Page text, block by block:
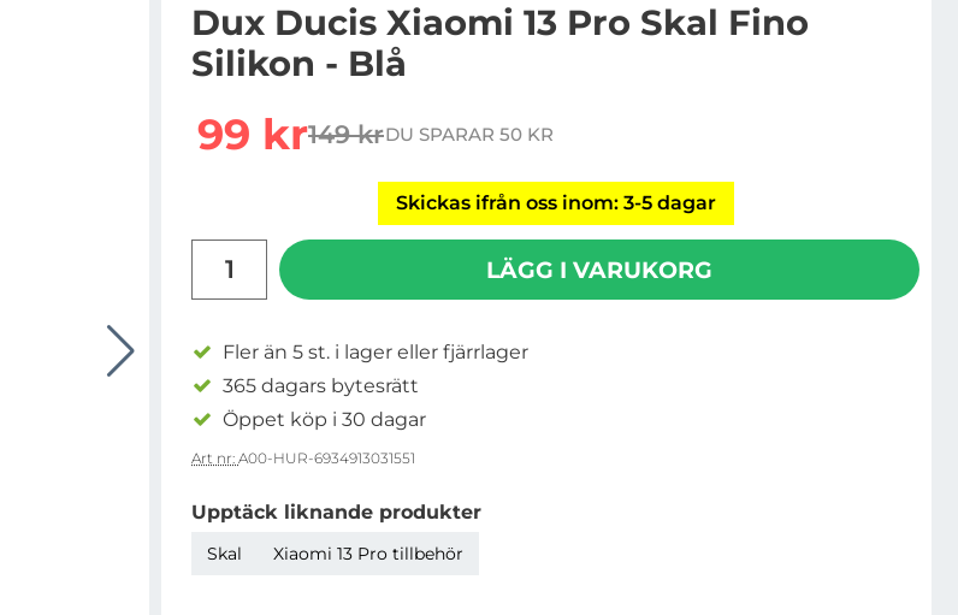
Dux Ducis Xiaomi 13 Pro Skal Fino
Silikon - Blå
rea pris
99 krtidigare pris
149 krDU SPARAR 50 KR
Skickas ifrån oss inom: 3-5 dagar
LÄGG I VARUKORG
Fler än 5 st. i lager eller fjärrlager
365 dagars bytesrätt
Öppet köp i 30 dagar
Art nr: A00-HUR-6934913031551
Upptäck liknande produkter
Skal Xiaomi 13 Pro tillbehör